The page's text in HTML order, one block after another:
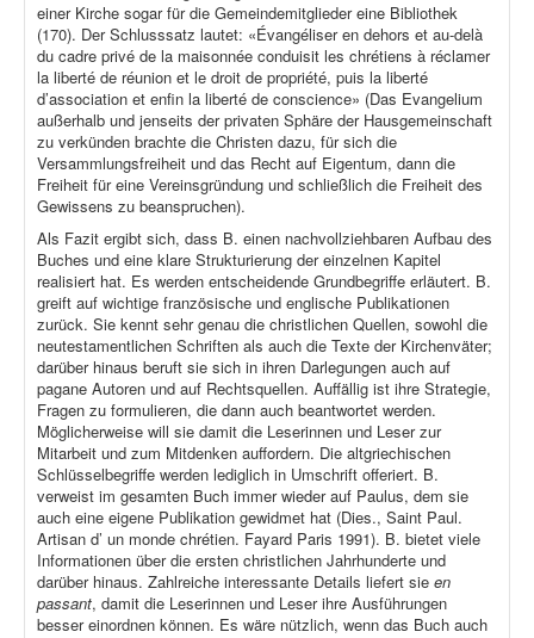
einer Kirche sogar für die Gemeindemitglieder eine Bibliothek
(170). Der Schlusssatz lautet: «Évangéliser en dehors et au-delà
du cadre privé de la maisonnée conduisit les chrétiens à réclamer
la liberté de réunion et le droit de propriété, puis la liberté
d’association et enfin la liberté de conscience» (Das Evangelium
außerhalb und jenseits der privaten Sphäre der Hausgemeinschaft
zu verkünden brachte die Christen dazu, für sich die
Versammlungsfreiheit und das Recht auf Eigentum, dann die
Freiheit für eine Vereinsgründung und schließlich die Freiheit des
Gewissens zu beanspruchen).
Als Fazit ergibt sich, dass B. einen nachvollziehbaren Aufbau des
Buches und eine klare Strukturierung der einzelnen Kapitel
realisiert hat. Es werden entscheidende Grundbegriffe erläutert. B.
greift auf wichtige französische und englische Publikationen
zurück. Sie kennt sehr genau die christlichen Quellen, sowohl die
neutestamentlichen Schriften als auch die Texte der Kirchenväter;
darüber hinaus beruft sie sich in ihren Darlegungen auch auf
pagane Autoren und auf Rechtsquellen. Auffällig ist ihre Strategie,
Fragen zu formulieren, die dann auch beantwortet werden.
Möglicherweise will sie damit die Leserinnen und Leser zur
Mitarbeit und zum Mitdenken auffordern. Die altgriechischen
Schlüsselbegriffe werden lediglich in Umschrift offeriert. B.
verweist im gesamten Buch immer wieder auf Paulus, dem sie
auch eine eigene Publikation gewidmet hat (Dies., Saint Paul.
Artisan d’ un monde chrétien. Fayard Paris 1991). B. bietet viele
Informationen über die ersten christlichen Jahrhunderte und
darüber hinaus. Zahlreiche interessante Details liefert sie en
passant, damit die Leserinnen und Leser ihre Ausführungen
besser einordnen können. Es wäre nützlich, wenn das Buch auch